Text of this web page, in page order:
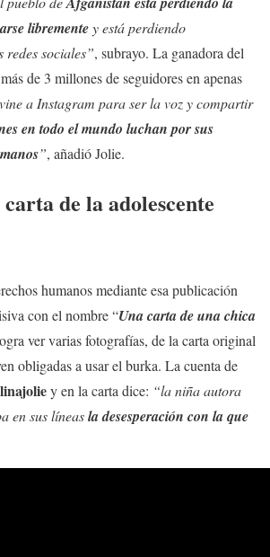
librementey está perdiendo
sociales”, subrayo. La ganadora del
de 3 millones de seguidores en apenas
a Instagram para ser la voz y compartir
en todo el mundo luchan por sus
”, añadió Jolie.
de la adolescente
humanos mediante esa publicación
con el nombre “Una carta de una chica
ver varias fotografías, de la carta original
obligadas a usar el burka. La cuenta de
y en la carta dice: “la niña autora
en sus líneasla desesperación con la que